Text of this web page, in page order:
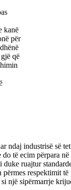
kanë
për
që
ndaj industrisë së
të ecim përpara
duke ruajtur
përmes respektimit
një sipërmarrje